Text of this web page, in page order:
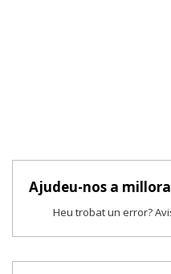
Ajudeu-nos a
Heu trobat un error?